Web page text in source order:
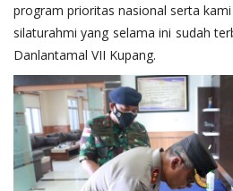
program prioritas nasional serta
silaturahmi yang selama ini sudah
Danlantamal VII Kupang.